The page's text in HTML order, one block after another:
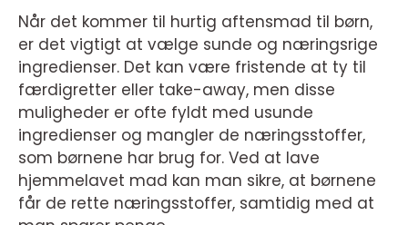
Når det kommer til hurtig aftensmad til børn,
er det vigtigt at vælge sunde og næringsrige
ingredienser. Det kan være fristende at ty til
færdigretter eller take-away, men disse
muligheder er ofte fyldt med usunde
ingredienser og mangler de næringsstoffer,
som børnene har brug for. Ved at lave
hjemmelavet mad kan man sikre, at børnene
får de rette næringsstoffer, samtidig med at